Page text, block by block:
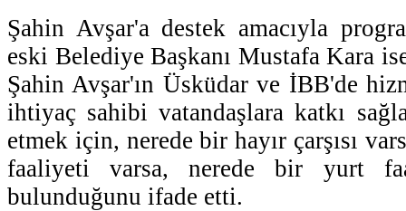
Şahin Avşar'a destek amacıyla
eski Belediye Başkanı Mustafa Kara
Şahin Avşar'ın Üsküdar ve İBB'de
ihtiyaç sahibi vatandaşlara katkı
etmek için, nerede bir hayır çarşısı
faaliyeti varsa, nerede bir yurt
bulunduğunu ifade etti.